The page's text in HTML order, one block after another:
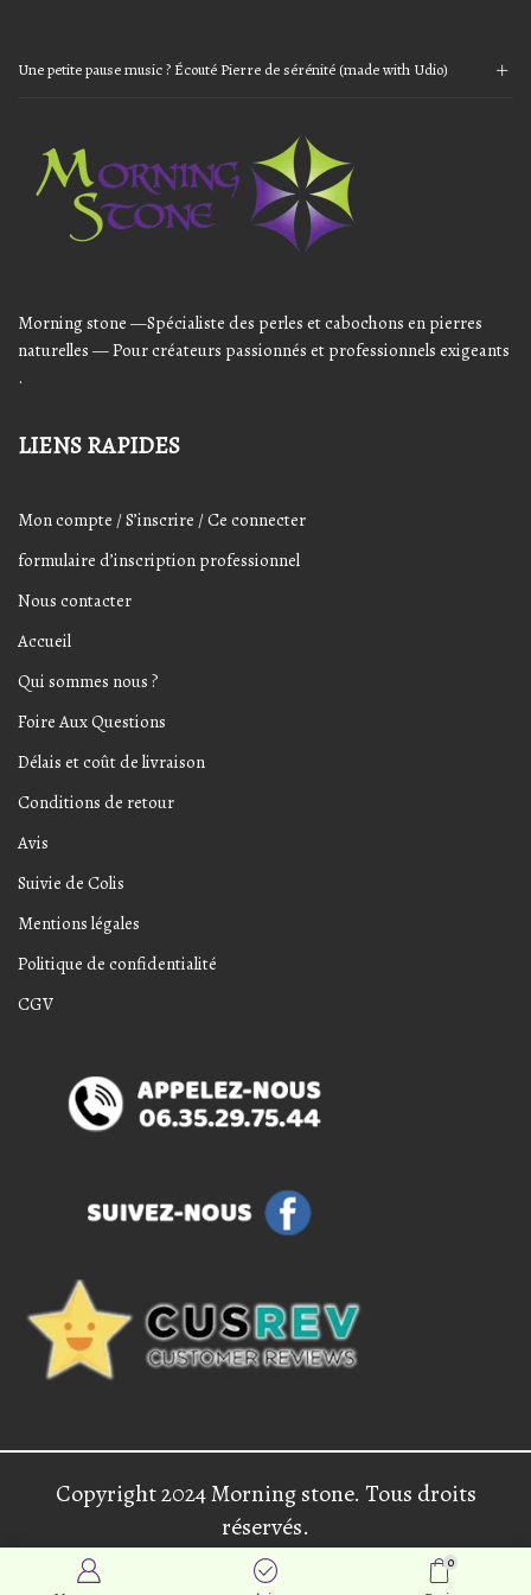
Une petite pause music ? Écouté Pierre de sérénité (made with Udio)
Morning stone —Spécialiste des perles et cabochons en pierres
naturelles — Pour créateurs passionnés et professionnels exigeants
.
LIENS RAPIDES
Mon compte / S’inscrire / Ce connecter
formulaire d’inscription professionnel
Nous contacter
Accueil
Qui sommes nous ?
Foire Aux Questions
Délais et coût de livraison
Conditions de retour
Avis
Suivie de Colis
Mentions légales
Politique de confidentialité
CGV
Copyright 2024 Morning stone. Tous droits
réservés.
0